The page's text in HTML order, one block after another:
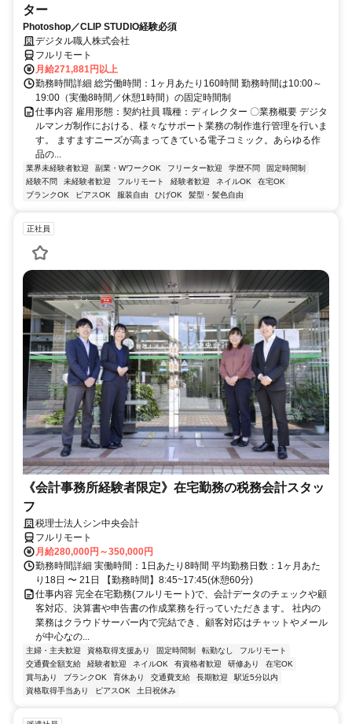
ター
Photoshop／CLIP STUDIO経験必須
デジタル職人株式会社
フルリモート
月給271,881円以上
勤務時間詳細 総労働時間：1ヶ月あたり160時間 勤務時間は10:00～
19:00（実働8時間／休憩1時間）の固定時間制
仕事内容 雇用形態：契約社員 職種：ディレクター 〇業務概要 デジタ
ルマンガ制作における、様々なサポート業務の制作進行管理を行いま
す。 ますますニーズが高まってきている電子コミック。あらゆる作
品の...
業界未経験者歓迎 副業・WワークOK フリーター歓迎 学歴不問
固定時間制
経験不問
未経験者歓迎 フルリモート 経験者歓迎 ネイルOK
在宅OK
ブランクOK
ピアスOK 服装自由 ひげOK 髪型・髪色自由
正社員
《会計事務所経験者限定》在宅勤務の税務会計スタッ
フ
税理士法人シン中央会計
フルリモート
月給280,000円～350,000円
勤務時間詳細 実働時間：1日あたり8時間 平均勤務日数：1ヶ月あた
り18日 〜 21日 【勤務時間】8:45~17:45(休憩60分)
仕事内容 完全在宅勤務(フルリモート)で、会計データのチェックや顧
客対応、決算書や申告書の作成業務を行っていただきます。 社内の
業務はクラウドサーバー内で完結でき、顧客対応はチャットやメール
が中心なの...
主婦・主夫歓迎 資格取得支援あり 固定時間制 転勤なし
フルリモート
交通費全額支給
経験者歓迎 ネイルOK 有資格者歓迎 研修あり
在宅OK
賞与あり
ブランクOK 育休あり 交通費支給 長期歓迎
駅近5分以内
資格取得手当あり
ピアスOK 土日祝休み